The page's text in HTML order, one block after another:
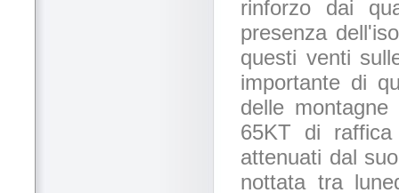
rinforzo dai
presenza
questi venti
importante di
delle
65KT di raffica
attenuati dal
nottata tra